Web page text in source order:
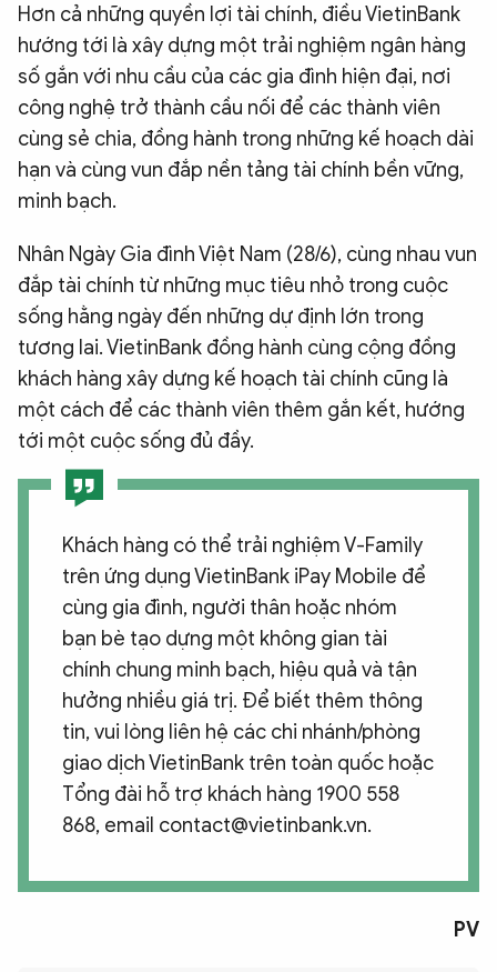
Hơn cả những quyền lợi tài chính, điều VietinBank
hướng tới là xây dựng một trải nghiệm ngân hàng
số gắn với nhu cầu của các gia đình hiện đại, nơi
công nghệ trở thành cầu nối để các thành viên
cùng sẻ chia, đồng hành trong những kế hoạch dài
hạn và cùng vun đắp nền tảng tài chính bền vững,
minh bạch.
Nhân Ngày Gia đình Việt Nam (28/6), cùng nhau vun
đắp tài chính từ những mục tiêu nhỏ trong cuộc
sống hằng ngày đến những dự định lớn trong
tương lai. VietinBank đồng hành cùng cộng đồng
khách hàng xây dựng kế hoạch tài chính cũng là
một cách để các thành viên thêm gắn kết, hướng
tới một cuộc sống đủ đầy.
Khách hàng có thể trải nghiệm V-Family
trên ứng dụng VietinBank iPay Mobile để
cùng gia đình, người thân hoặc nhóm
bạn bè tạo dựng một không gian tài
chính chung minh bạch, hiệu quả và tận
hưởng nhiều giá trị. Để biết thêm thông
tin, vui lòng liên hệ các chi nhánh/phòng
giao dịch VietinBank trên toàn quốc hoặc
Tổng đài hỗ trợ khách hàng 1900 558
868, email contact@vietinbank.vn.
PV